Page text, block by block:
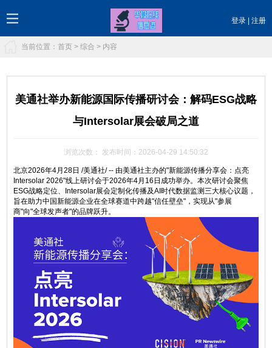
登录 注册
当前位置： 首页 > 综合 > 内容
美通社举办新能源国际传播研讨会：解码ESG战略
与Intersolar展会破局之道
浏览次数： 发布时间：2026-04-29 14:50:32
北京2026年4月28日 /美通社/ -- 由美通社主办的"新能源传播分享会：点亮
Intersolar 2026"线上研讨会于2026年4月16日成功举办。本次研讨会聚焦
ESG战略定位、Intersolar展会定制化传播及AI时代数据监测三大核心议题，
旨在助力中国新能源企业在全球赛道中跨越"信任壁垒"，实现从"参展
商"向"全球发声者"的品牌跃升。